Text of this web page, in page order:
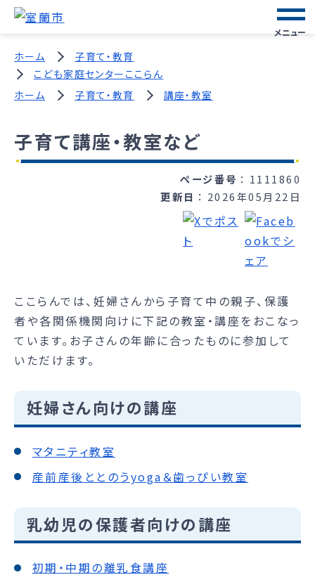
メニュー
ホーム
子育て・教育
こども家庭センターここらん
ホーム
子育て・教育 講座・教室
子育て講座・教室など
ページ番号
1111860
更新日
2026年05月22日
ここらんでは、妊婦さんから子育て中の親子、保護
者や各関係機関向けに下記の教室・講座をおこなっ
ています。お子さんの年齢に合ったものに参加して
いただけます。
妊婦さん向けの講座
マタニティ教室
産前産後ととのうyoga＆歯っぴい教室
乳幼児の保護者向けの講座
初期・中期の離乳食講座